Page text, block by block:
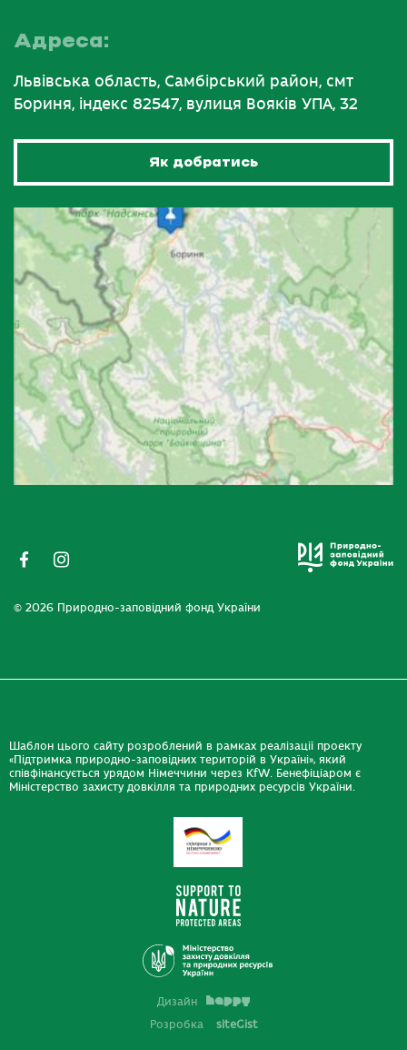
Адреса:
Львівська область, Самбірський район, смт
Бориня, індекс 82547, вулиця Вояків УПА, 32
Як добратись
© 2026 Природно-заповідний фонд України
Шаблон цього сайту розроблений в рамках реалізації проекту
«Підтримка природно-заповідних територій в Україні», який
співфінансується урядом Німеччини через KfW. Бенефіціаром є
Міністерство захисту довкілля та природних ресурсів України.
Дизайн
Розробка
siteGist